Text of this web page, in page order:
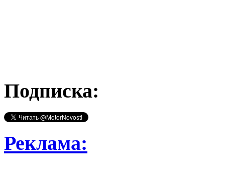
Подписка:
Реклама: